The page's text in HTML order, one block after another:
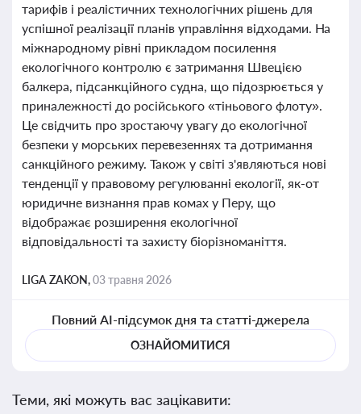
тарифів і реалістичних технологічних рішень для
успішної реалізації планів управління відходами. На
міжнародному рівні прикладом посилення
екологічного контролю є затримання Швецією
балкера, підсанкційного судна, що підозрюється у
приналежності до російського «тіньового флоту».
Це свідчить про зростаючу увагу до екологічної
безпеки у морських перевезеннях та дотримання
санкційного режиму. Також у світі з'являються нові
тенденції у правовому регулюванні екології, як-от
юридичне визнання прав комах у Перу, що
відображає розширення екологічної
відповідальності та захисту біорізноманіття.
LIGA ZAKON,03 травня 2026
Повний AI-підсумок дня та статті-джерела
ОЗНАЙОМИТИСЯ
Теми, які можуть вас зацікавити: